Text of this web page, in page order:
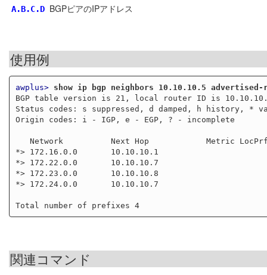
A.B.C.D BGPピアのIPアドレス
使用例
awplus>
show ip bgp neighbors 10.10.10.5 advertised-
BGP table version is 21, local router ID is
Status codes: s suppressed, d damped, h history,
Origin codes: i - IGP, e - EGP, ? - incomplete
*> 172.16.0.0       10.10.10.1
*> 172.22.0.0       10.10.10.7
*> 172.23.0.0       10.10.10.8
*> 172.24.0.0       10.10.10.7
Total number of prefixes 4
関連コマンド